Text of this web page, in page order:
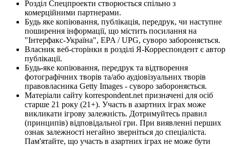
Розділ Спецпроекти створюється спільно з
комерційними партнерами.
Будь яке копіювання, публікація, передрук, чи наступне
поширення інформації, що містить посилання на
"Інтерфакс-Україна", EPA / UPG, суворо забороняється.
Власник веб-сторінки в розділі Я-Корреспондент є автор
публікації.
Будь-яке копіювання, передрук та відтворення
фотографічних творів та/або аудіовізуальних творів
правовласника Getty Images - суворо забороняється.
Матеріали сайту korrespondent.net призначені для осіб
старше 21 року (21+). Участь в азартних іграх може
викликати ігрову залежність. Дотримуйтесь правил
(принципів) відповідальної гри. При виявленні перших
ознак залежності негайно зверніться до спеціаліста.
Пам'ятайте, що участь в азартних іграх не може бути